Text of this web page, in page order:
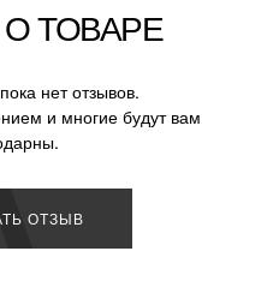
ТОВАРЕ
нет отзывов.
и многие будут вам
ОТЗЫВ